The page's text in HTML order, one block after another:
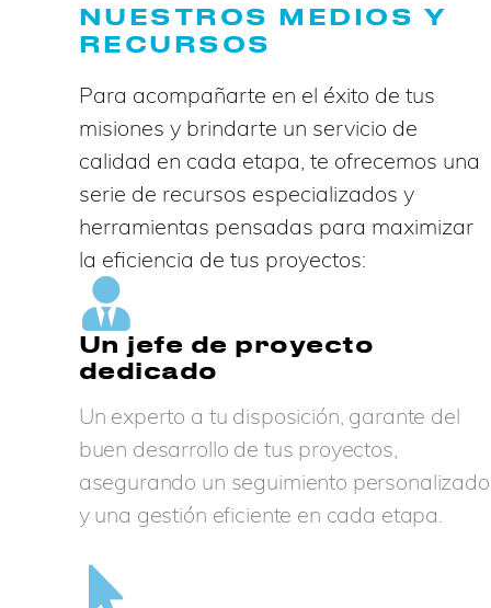
NUESTROS MEDIOS Y
RECURSOS
Para acompañarte en el éxito de tus
misiones y brindarte un servicio de
calidad en cada etapa, te ofrecemos una
serie de recursos especializados y
herramientas pensadas para maximizar
la eficiencia de tus proyectos:
Un jefe de proyecto
dedicado
Un experto a tu disposición, garante del
buen desarrollo de tus proyectos,
asegurando un seguimiento personalizado
y una gestión eficiente en cada etapa.